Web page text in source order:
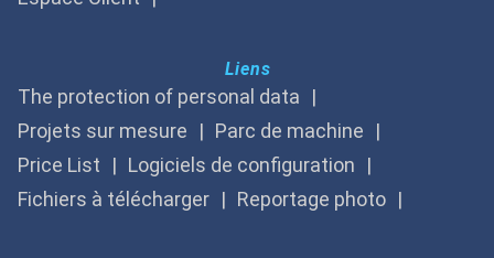
Liens
The protection of personal data
Projets sur mesure
Parc de machine
Price List
Logiciels de configuration
Fichiers à télécharger
Reportage photo